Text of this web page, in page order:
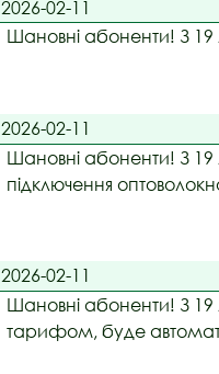
2026-02-11
Шановні абоненти! З 19
2026-02-11
Шановні абоненти! З 19
підключення
2026-02-11
Шановні абоненти! З 19
тарифом, буде